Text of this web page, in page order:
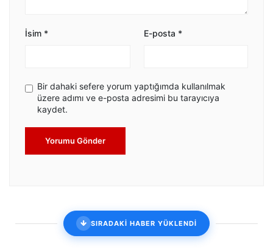
İsim * E-posta *
Bir dahaki sefere yorum yaptığımda kullanılmak
üzere adımı ve e-posta adresimi bu tarayıcıya
kaydet.
Yorumu Gönder
SIRADAKİ HABER YÜKLENDİ